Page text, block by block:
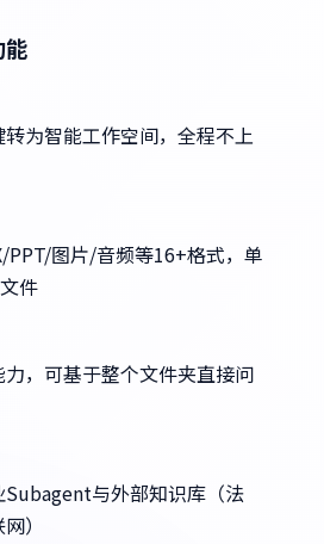
为智能工作空间，全程不上
PPT/图片/音频等16+格式，单
件
，可基于整个文件夹直接问
Subagent与外部知识库（法
）